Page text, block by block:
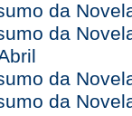
da
da
da
da